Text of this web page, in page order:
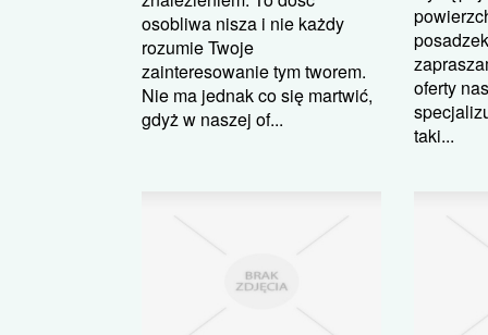
osobliwa nisza i nie każdy
rozumie Twoje
zainteresowanie tym tworem.
Nie ma jednak co się martwić,
gdyż w naszej of...
oferty
taki...